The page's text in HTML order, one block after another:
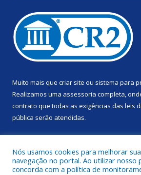
Muito mais que criar site ou sistema para
Realizamos uma assessoria completa,
contrato que todas as exigências das leis
pública serão atendidas.
Nós usamos cookies para melhorar
navegação no portal. Ao utilizar nosso
concorda com a política de